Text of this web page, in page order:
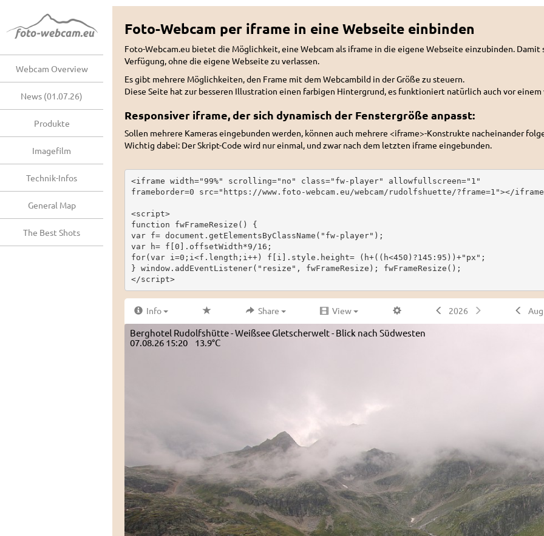
Webcam Overview
News (01.07.26)
Produkte
Imagefilm
Technik-Infos
General Map
The Best Shots
Foto-Webcam per iframe in eine Webseite einbinden
Foto-Webcam.eu bietet die Möglichkeit, eine Webcam als iframe in die eigene Webseite einzubinden.
Verfügung, ohne die eigene Webseite zu verlassen.
Es gibt mehrere Möglichkeiten, den Frame mit dem Webcambild in der Größe zu steuern.
Diese Seite hat zur besseren Illustration einen farbigen Hintergrund, es funktioniert natürlich auch vor
Responsiver iframe, der sich dynamisch der Fenstergröße anpasst:
Sollen mehrere Kameras eingebunden werden, können auch mehrere <iframe>-Konstrukte nacheinander
Wichtig dabei: Der Skript-Code wird nur einmal, und zwar nach dem letzten iframe eingebunden.
<iframe width="99%" scrolling="no" class="fw-player" allowfullscreen="1"
frameborder=0 src="https://www.foto-webcam.eu/webcam/rudolfshuette/?frame=1"></
<script>
function fwFrameResize() {
var f= document.getElementsByClassName("fw-player");
var h= f[0].offsetWidth*9/16;
for(var i=0;i<f.length;i++) f[i].style.height= (h+((h<450)?145:95))+"px";
} window.addEventListener("resize", fwFrameResize); fwFrameResize();
</script>